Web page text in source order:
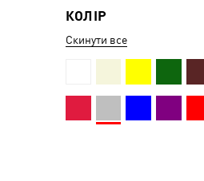
КОЛІР
Скинути все